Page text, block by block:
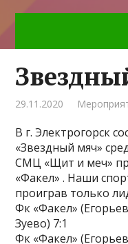
29.11.2020
В г. Электрогорск
«Звездный мяч»
СМЦ «Щит и меч»
«Факел» . Наши
проиграв только
Фк «Факел»
Зуево) 7:1
Фк «Факел»